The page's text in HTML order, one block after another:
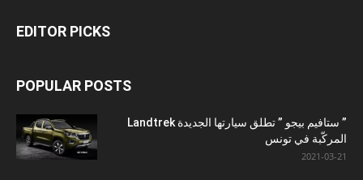
EDITOR PICKS
POPULAR POSTS
” ستافيم بيجو ” تطلق سيارتها الجديدة Landtrek
المركّبة في تونس
2021-03-21